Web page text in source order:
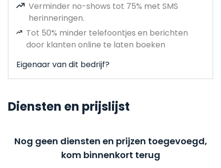
Verminder no-shows tot 75% met SMS
herinneringen.
Tot 50% minder telefoontjes en berichten
door klanten online te laten boeken
Eigenaar van dit bedrijf?
Diensten en prijslijst
Nog geen diensten en prijzen toegevoegd,
kom binnenkort terug